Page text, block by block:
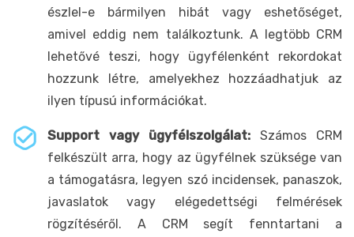
észlel-e bármilyen hibát vagy eshetőséget,
amivel eddig nem találkoztunk. A legtöbb CRM
lehetővé teszi, hogy ügyfélenként rekordokat
hozzunk létre, amelyekhez hozzáadhatjuk az
ilyen típusú információkat.
Support vagy ügyfélszolgálat: Számos CRM
felkészült arra, hogy az ügyfélnek szüksége van
a támogatásra, legyen szó incidensek, panaszok,
javaslatok vagy elégedettségi felmérések
rögzítéséről. A CRM segít fenntartani a